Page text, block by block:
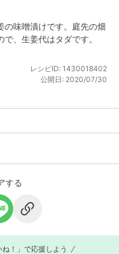
の味噌漬けです。庭先の畑
、生姜代はタダです。
レシピID: 1430018402
公開日: 2020/07/30
する
！」で応援しよう